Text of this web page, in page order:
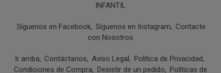
INFANTIL
Síguenos en Facebook Síguenos en Instagram
Contacte
con Nosotros
Ir arriba Contáctanos Aviso Legal
Política de Privacidad
Condiciones de Compra
Desistir de un pedido Políticas de